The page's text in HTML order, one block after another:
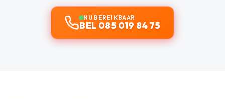
NU BEREIKBAAR
BEL 085 019 84 75